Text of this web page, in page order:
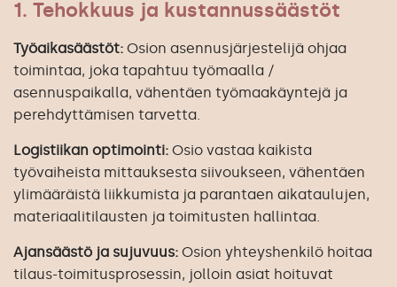
1. Tehokkuus ja kustannussäästöt
Työaikasäästöt: Osion asennusjärjestelijä ohjaa
toimintaa, joka tapahtuu työmaalla /
asennuspaikalla, vähentäen työmaakäyntejä ja
perehdyttämisen tarvetta.
Logistiikan optimointi: Osio vastaa kaikista
työvaiheista mittauksesta siivoukseen, vähentäen
ylimääräistä liikkumista ja parantaen aikataulujen,
materiaalitilausten ja toimitusten hallintaa.
Ajansäästö ja sujuvuus: Osion yhteyshenkilö hoitaa
tilaus-toimitusprosessin, jolloin asiat hoituvat